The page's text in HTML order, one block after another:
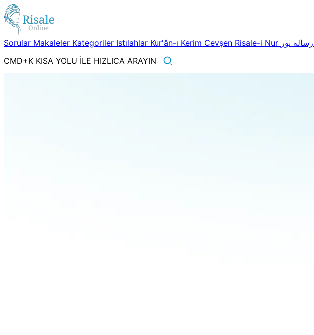
Sorular Makaleler Kategoriler Istılahlar Kur'ân-ı Kerim Cevşen Risale-i Nur
CMD+K KISA YOLU İLE HIZLICA ARAYIN